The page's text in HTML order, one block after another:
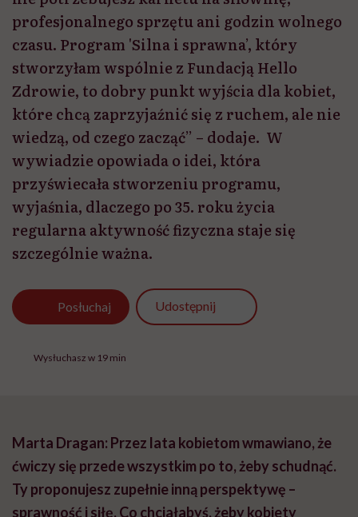
profesjonalnego sprzętu ani godzin wolnego
czasu. Program 'Silna i sprawna’, który
stworzyłam wspólnie z Fundacją Hello
Zdrowie, to dobry punkt wyjścia dla kobiet,
które chcą zaprzyjaźnić się z ruchem, ale nie
wiedzą, od czego zacząć” – dodaje. W
wywiadzie opowiada o idei, która
przyświecała stworzeniu programu,
wyjaśnia, dlaczego po 35. roku życia
regularna aktywność fizyczna staje się
szczególnie ważna.
Posłuchaj Udostępnij
Wysłuchasz w 19 min
Marta Dragan: Przez lata kobietom wmawiano, że
ćwiczy się przede wszystkim po to, żeby schudnąć.
Ty proponujesz zupełnie inną perspektywę –
sprawność i siłę. Co chciałabyś, żeby kobiety